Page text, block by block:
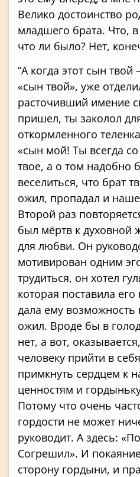
Велико достоинство
младшего брата. Что,
что ли было? Нет,
“А когда этот сын твой
«сын твой», уже
расточивший имение
пришел, ты заколол
откормленного
«сын мой! Ты всегда
твое, а о том надобно
веселиться, что брат
ожил, пропадал и
Второй раз
был мёртв к духовной
для любви. Он
мотивирован одним
трудиться, он хотел
которая поставила
дала ему
ожил. Вроде бы в
нет, а вот,
человеку прийти в
примкнуть сердцем к
ценностям и
Потому что очень
гордости не может
руководит. А здесь:
Согрешил». И
сторону гордыни, и